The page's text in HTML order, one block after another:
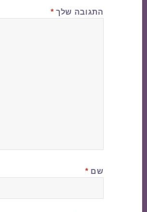
התגובה שלך *
שם *